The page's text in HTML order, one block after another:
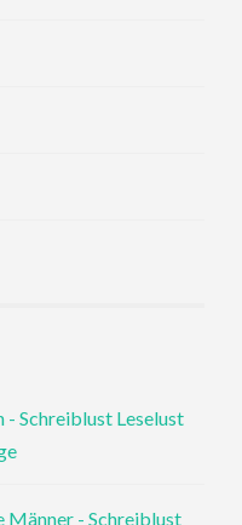
- Schreiblust Leselust
Männer - Schreiblust